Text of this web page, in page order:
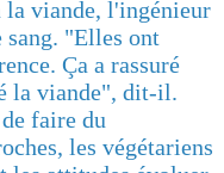
la viande, l'ingénieur
sang. "Elles ont
Ça a rassuré
la viande", dit-il.
faire du
les végétariens